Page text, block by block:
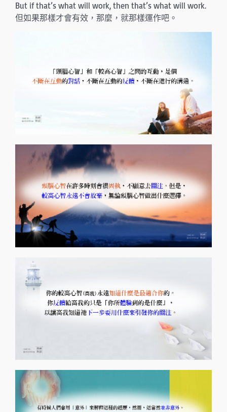
But if that’s what will work, then that’s what will work.
但如果那樣才會有效，那麼，就那樣運作吧。